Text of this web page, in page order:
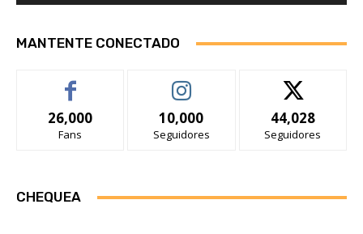
MANTENTE CONECTADO
26,000
Fans
10,000
Seguidores
44,028
Seguidores
CHEQUEA